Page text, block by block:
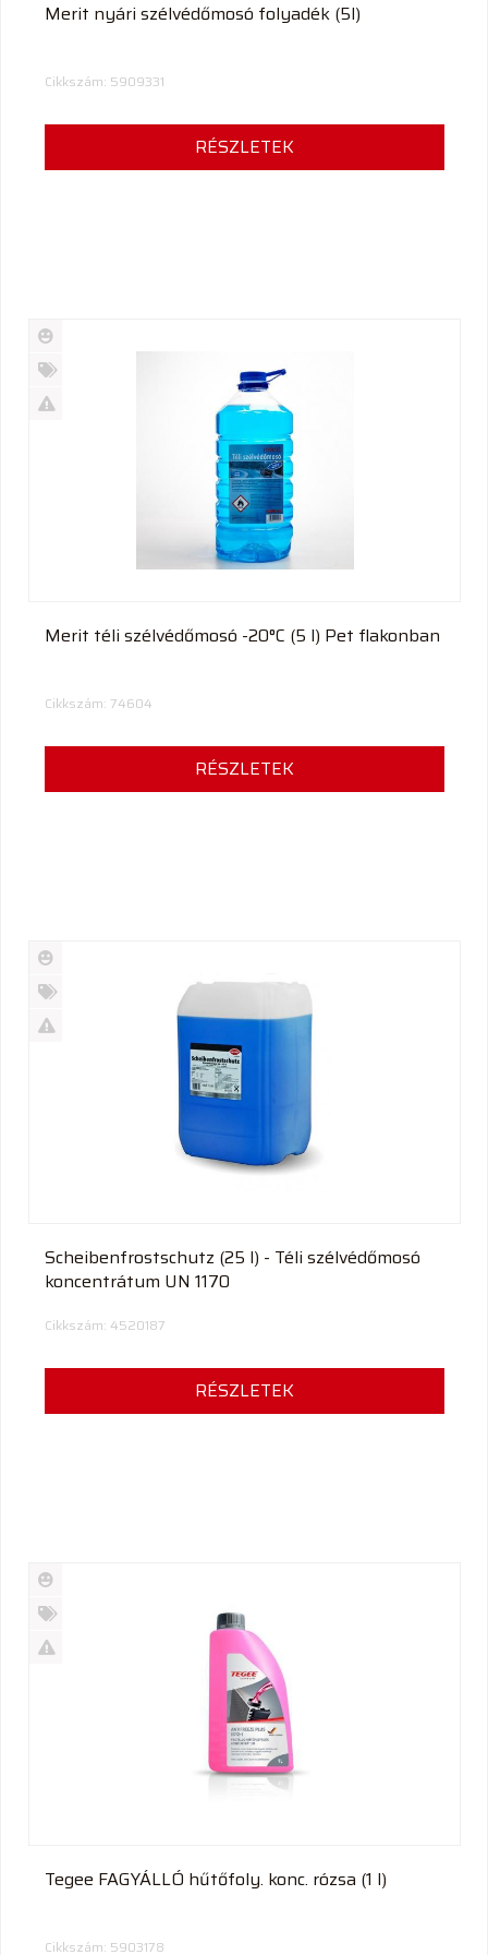
Merit nyári szélvédőmosó folyadék (5l)
Cikkszám: 5909331
RÉSZLETEK
Új
termék
%
Merit téli szélvédőmosó -20°C (5 l) Pet flakonban
Cikkszám: 74604
RÉSZLETEK
Új
termék
%
Scheibenfrostschutz (25 l) - Téli szélvédőmosó
koncentrátum UN 1170
Cikkszám: 4520187
RÉSZLETEK
Új
termék
%
Tegee FAGYÁLLÓ hűtőfoly. konc. rózsa (1 l)
Cikkszám: 5903178